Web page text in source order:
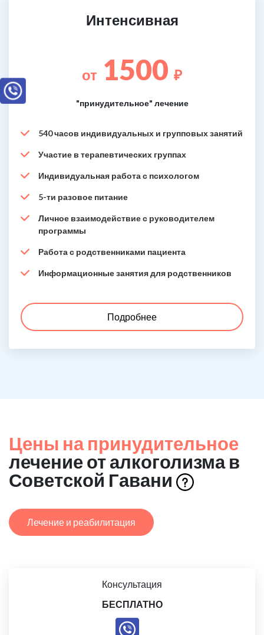
Интенсивная
от 1500 ₽
"принудительное" лечение
540 часов индивидуальных и групповых занятий
Участие в терапевтических группах
Индивидуальная работа с психологом
5-ти разовое питание
Личное взаимодействие с руководителем
программы
Работа с родственниками пациента
Информационные занятия для родственников
Подробнее
Цены на принудительное
лечение от алкоголизма в
Советской Гавани
Лечение и реабилитация
Консультация
БЕСПЛАТНО